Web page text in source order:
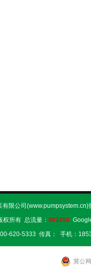
有限公司(www.pumpsystem.cn)
所有 总流量： 861858
620-5333 传真： 手机：
冀公